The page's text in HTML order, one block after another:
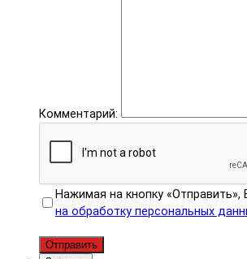
Комментарий:
Нажимая на кнопку «Отправить»,
на обработку персональных
Отправить